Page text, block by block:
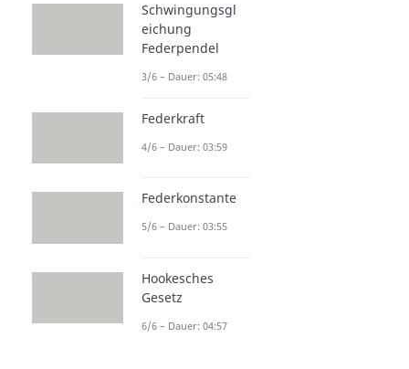
Schwingungsgl
eichung
Federpendel
3/6 – Dauer: 05:48
Federkraft
4/6 – Dauer: 03:59
Federkonstante
5/6 – Dauer: 03:55
Hookesches
Gesetz
6/6 – Dauer: 04:57